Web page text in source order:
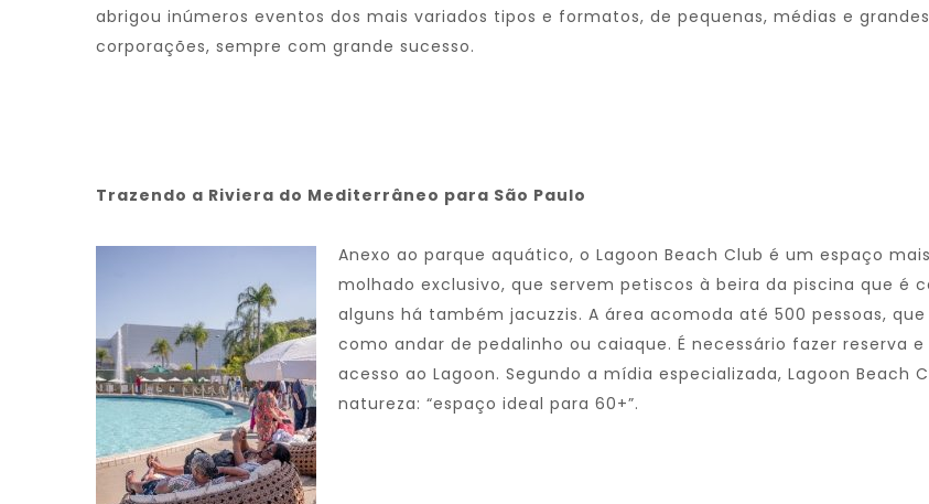
abrigou inúmeros eventos dos mais variados tipos e formatos, de pequenas, médias e grandes
corporações, sempre com grande sucesso.
Trazendo a Riviera do Mediterrâneo para São Paulo
Anexo ao parque aquático, o Lagoon Beach Club é um espaço
molhado exclusivo, que servem petiscos à beira da piscina que é
alguns há também jacuzzis. A área acomoda até 500 pessoas,
como andar de pedalinho ou caiaque. É necessário fazer reserva
acesso ao Lagoon. Segundo a mídia especializada, Lagoon
natureza: “espaço ideal para 60+”.